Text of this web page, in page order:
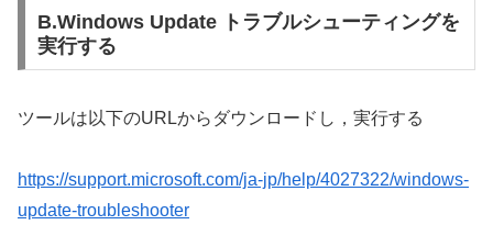
B.Windows Update トラブルシューティングを
実行する
ツールは以下のURLからダウンロードし，実行する
https://support.microsoft.com/ja-jp/help/4027322/windows-
update-troubleshooter